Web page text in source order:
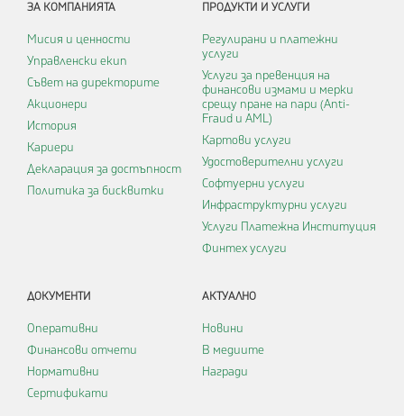
ЗА КОМПАНИЯТА
Мисия и ценности
Управленски екип
Съвет на директорите
Акционери
История
Кариери
Декларация за достъпност
Политика за бисквитки
ПРОДУКТИ И УСЛУГИ
Регулирани и платежни
услуги
Услуги за превенция на
финансови измами и мерки
срещу пране на пари (Anti-
Fraud и AML)
Картови услуги
Удостоверителни услуги
Софтуерни услуги
Инфраструктурни услуги
Услуги Платежна Институция
Финтех услуги
ДОКУМЕНТИ
Оперативни
Финансови отчети
Нормативни
Сертификати
АКТУАЛНО
Новини
В медиите
Награди